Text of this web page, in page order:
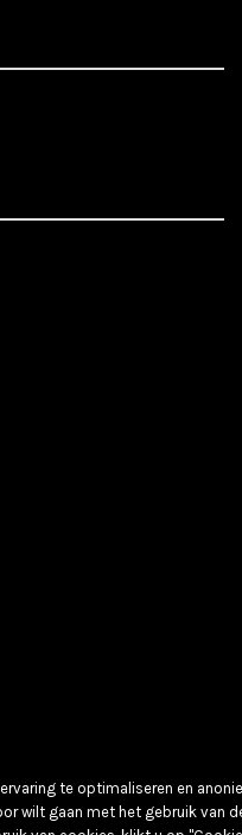
te optimaliseren en
wilt gaan met het gebruik van